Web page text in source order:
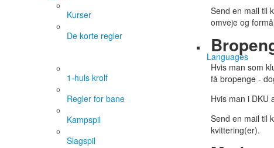
Send en mail til
omveje og
Hvis man som
få bropenge -
Hvis man i
Send en mail til
kvittering(er).
Kurser
De korte regler
Languages
1-huls krolf
Regler for bane
Kampspil
Slagspil